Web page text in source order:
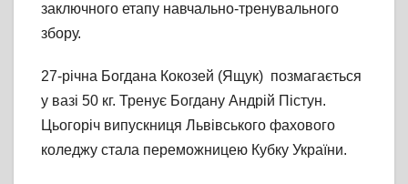
заключного етапу навчально-тренувального
збору.
27-річна Богдана Кокозей (Ящук) позмагається
у вазі 50 кг. Тренує Богдану Андрій Пістун.
Цьогоріч випускниця Львівського фахового
коледжу стала переможницею Кубку України.